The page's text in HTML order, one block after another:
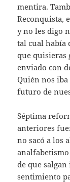
mentira.
Reconquista,
y no les digo
tal cual había
que quisieras
enviado con
Quién nos iba
futuro de
Séptima
anteriores
no sacó a los
de que
sentimiento